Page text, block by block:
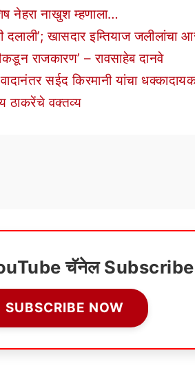
नेहरा नाखुश म्हणाला…
दलाली’; खासदार इम्तियाज जलीलांचा
राजकारण’ – रावसाहेब दानवे
वादानंतर सईद किरमानी यांचा
ठाकरेंचे वक्तव्य
चॅनेल
SUBSCRIBE NOW